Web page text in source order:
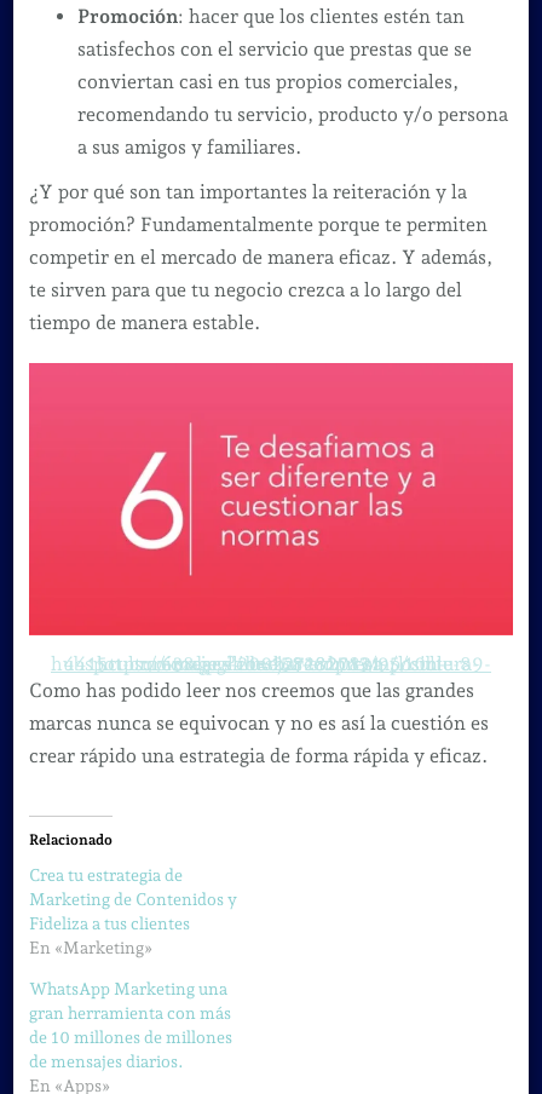
Promoción: hacer que los clientes estén tan
satisfechos con el servicio que prestas que se
conviertan casi en tus propios comerciales,
recomendando tu servicio, producto y/o persona
a sus amigos y familiares.
¿Y por qué son tan importantes la reiteración y la
promoción? Fundamentalmente porque te permiten
competir en el mercado de manera eficaz. Y además,
te sirven para que tu negocio crezca a lo largo del
tiempo de manera estable.
https://image.slidesharecdn.com/l10n-4415culturecodees-200227182013/95/cultura-hubspot-cmo-crear-la-mejor-empresa-posible-89-638.jpg?cb=1582827821
Como has podido leer nos creemos que las grandes
marcas nunca se equivocan y no es así la cuestión es
crear rápido una estrategia de forma rápida y eficaz.
Relacionado
Crea tu estrategia de
Marketing de Contenidos y
Fideliza a tus clientes
En «Marketing»
WhatsApp Marketing una
gran herramienta con más
de 10 millones de millones
de mensajes diarios.
En «Apps»